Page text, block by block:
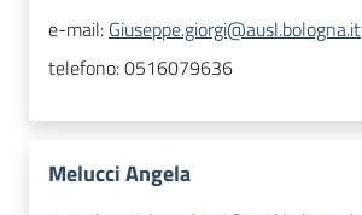
e-mail: Giuseppe.giorgi@ausl.bologna.it
telefono:0516079636
Melucci Angela